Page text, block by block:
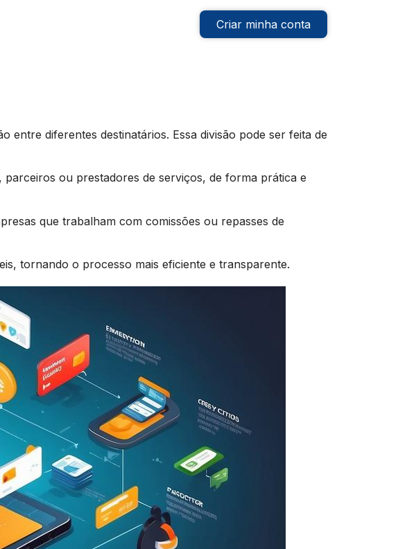
Criar minha conta
entre diferentes destinatários. Essa divisão pode ser feita de
ou prestadores de serviços, de forma prática e
que trabalham com comissões ou repasses de
tornando o processo mais eficiente e transparente.